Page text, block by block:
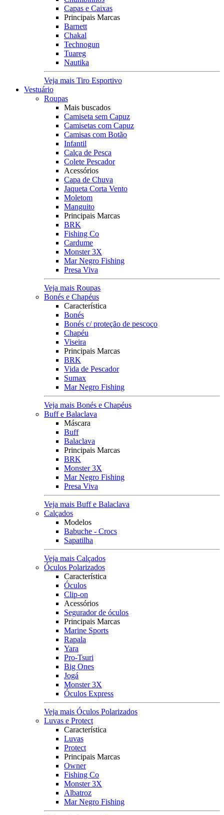
Capas e Caixas
Principais Marcas
Barnett
Chakal
Technogun
Tuareg
Nautika
Veja mais Tiro Esportivo
Vestuário
Roupas
Mais buscados
Camiseta sem Capuz
Camisetas com Capuz
Camisas com Botão
Infantil
Calça de Pesca
Colete Pescador
Acessórios
Capa de Chuva
Jaqueta Corta Vento
Moletom
Manguito
Principais Marcas
BRK
Fishing Co
Cardume
Monster 3X
Mar Negro Fishing
Presa Viva
Veja mais Roupas
Bonés e Chapéus
Característica
Bonés
Bonés c/ proteção de pescoço
Chapéu
Viseira
Principais Marcas
BRK
Vida de Pescador
Sumax
Mar Negro Fishing
Veja mais Bonés e Chapéus
Buff e Balaclava
Máscara
Buff
Balaclava
Principais Marcas
BRK
Monster 3X
Mar Negro Fishing
Presa Viva
Veja mais Buff e Balaclava
Calçados
Modelos
Babuche - Crocs
Sapatilha
Veja mais Calçados
Óculos Polarizados
Característica
Óculos
Clip-on
Acessórios
Segurador de óculos
Principais Marcas
Marine Sports
Rapala
Yara
Pro-Tsuri
Big Ones
Jogá
Monster 3X
Óculos Express
Veja mais Óculos Polarizados
Luvas e Protect
Característica
Luvas
Protect
Principais Marcas
Owner
Fishing Co
Monster 3X
Albatroz
Mar Negro Fishing